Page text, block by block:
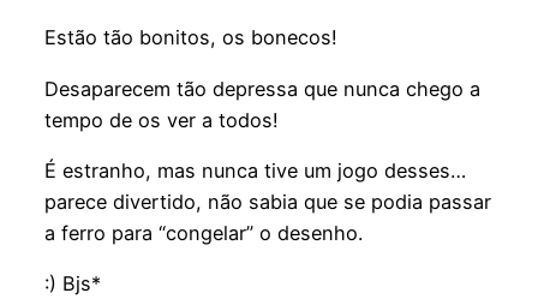
Estão tão bonitos, os bonecos!
Desaparecem tão depressa que nunca chego a
tempo de os ver a todos!
É estranho, mas nunca tive um jogo desses…
parece divertido, não sabia que se podia passar
a ferro para “congelar” o desenho.
:) Bjs*